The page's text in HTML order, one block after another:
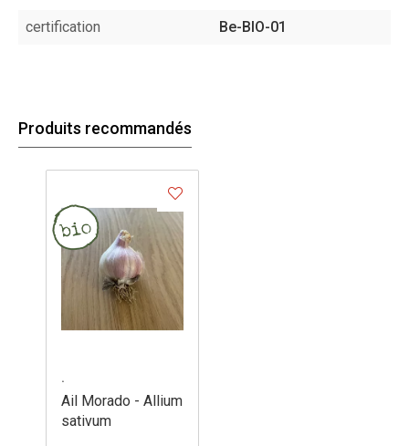
certification Be-BIO-01
Produits recommandés
.
Ail Morado - Allium
sativum